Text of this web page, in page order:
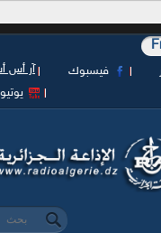
آر أس فيسبوك
‏بحث ‏